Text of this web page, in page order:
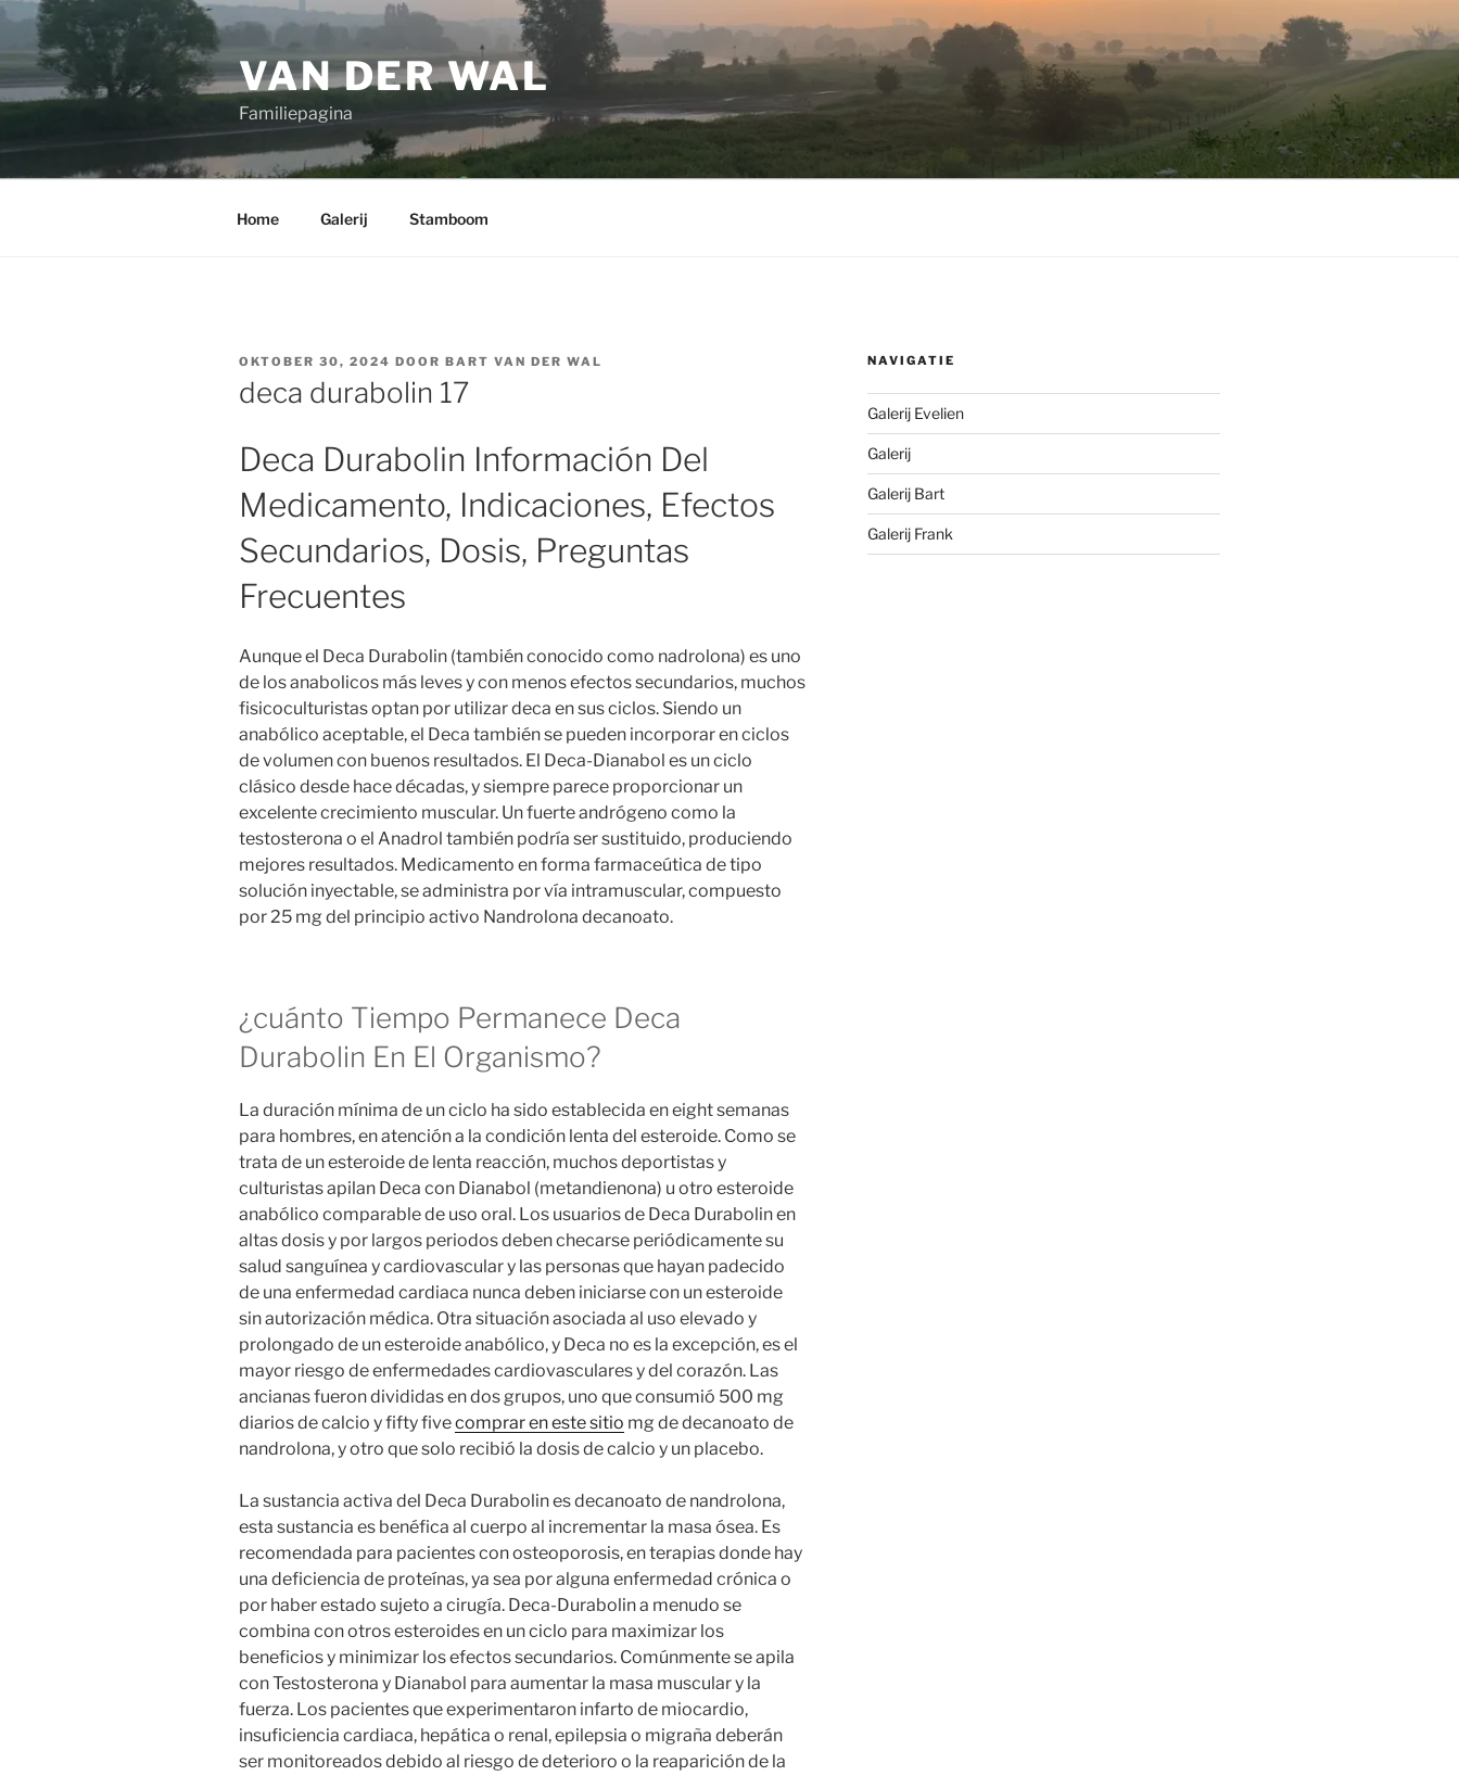
Ga
de
inhoud
VAN DER WAL
Familiepagina
Home Galerij Stamboom
GEPLAATST
OP
OKTOBER 30, 2024 DOOR BART VAN DER WAL
deca durabolin 17
Deca Durabolin Información Del
Medicamento, Indicaciones, Efectos
Secundarios, Dosis, Preguntas
Frecuentes
Aunque el Deca Durabolin (también conocido como nadrolona) es uno
de los anabolicos más leves y con menos efectos secundarios, muchos
fisicoculturistas optan por utilizar deca en sus ciclos. Siendo un
anabólico aceptable, el Deca también se pueden incorporar en ciclos
de volumen con buenos resultados. El Deca-Dianabol es un ciclo
clásico desde hace décadas, y siempre parece proporcionar un
excelente crecimiento muscular. Un fuerte andrógeno como la
testosterona o el Anadrol también podría ser sustituido, produciendo
mejores resultados. Medicamento en forma farmaceútica de tipo
solución inyectable, se administra por vía intramuscular, compuesto
por 25 mg del principio activo Nandrolona decanoato.
¿cuánto Tiempo Permanece Deca
Durabolin En El Organismo?
La duración mínima de un ciclo ha sido establecida en eight semanas
para hombres, en atención a la condición lenta del esteroide. Como se
trata de un esteroide de lenta reacción, muchos deportistas y
culturistas apilan Deca con Dianabol (metandienona) u otro esteroide
anabólico comparable de uso oral. Los usuarios de Deca Durabolin en
altas dosis y por largos periodos deben checarse periódicamente su
salud sanguínea y cardiovascular y las personas que hayan padecido
de una enfermedad cardiaca nunca deben iniciarse con un esteroide
sin autorización médica. Otra situación asociada al uso elevado y
prolongado de un esteroide anabólico, y Deca no es la excepción, es el
mayor riesgo de enfermedades cardiovasculares y del corazón. Las
ancianas fueron divididas en dos grupos, uno que consumió 500 mg
diarios de calcio y fifty fivecomprar en este sitio mg de decanoato de
nandrolona, y otro que solo recibió la dosis de calcio y un placebo.
La sustancia activa del Deca Durabolin es decanoato de nandrolona,
esta sustancia es benéfica al cuerpo al incrementar la masa ósea. Es
recomendada para pacientes con osteoporosis, en terapias donde hay
una deficiencia de proteínas, ya sea por alguna enfermedad crónica o
por haber estado sujeto a cirugía. Deca-Durabolin a menudo se
combina con otros esteroides en un ciclo para maximizar los
beneficios y minimizar los efectos secundarios. Comúnmente se apila
con Testosterona y Dianabol para aumentar la masa muscular y la
fuerza. Los pacientes que experimentaron infarto de miocardio,
insuficiencia cardiaca, hepática o renal, epilepsia o migraña deberán
ser monitoreados debido al riesgo de deterioro o la reaparición de la
NAVIGATIE
Galerij Evelien
Galerij
Galerij Bart
Galerij Frank